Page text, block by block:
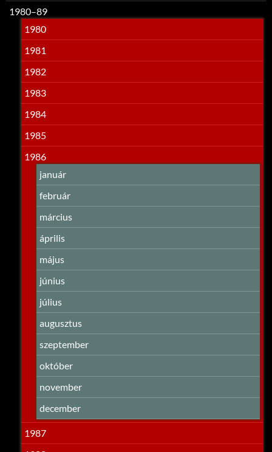
1980–89
1980
1981
1982
1983
1984
1985
1986
január
február
március
április
május
június
július
augusztus
szeptember
október
november
december
1987